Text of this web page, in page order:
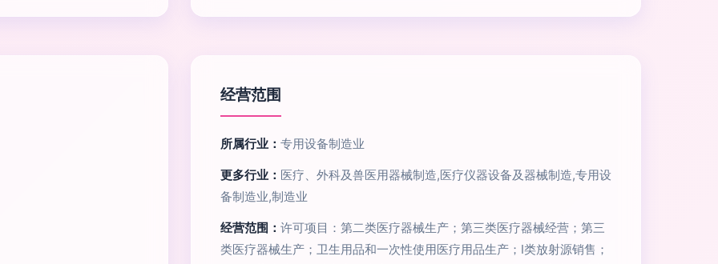
经营范围
所属行业： 专用设备制造业
更多行业： 医疗、外科及兽医用器械制造,医疗仪器设备及器械制造,专用设
备制造业,制造业
经营范围： 许可项目：第二类医疗器械生产；第三类医疗器械经营；第三
类医疗器械生产；卫生用品和一次性使用医疗用品生产；Ⅰ类放射源销售；